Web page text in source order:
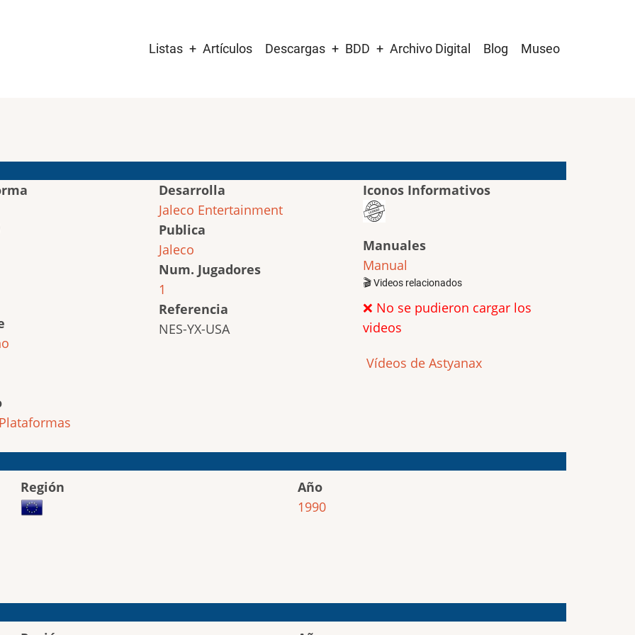
navigation
Listas Artículos Descargas BDD Archivo Digital Blog Museo
Plataformas
Desarrolla
Jaleco Entertainment
Publica
Jaleco
Num. Jugadores
1
Referencia
NES-YX-USA
Iconos Informativos
Manuales
Manual
🎬 Videos relacionados
❌ No se pudieron cargar los
videos
Vídeos de Astyanax
Región
Año
1990